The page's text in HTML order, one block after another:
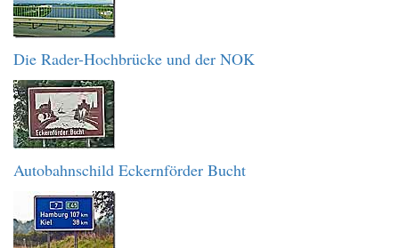
Die Rader-Hochbrücke und der NOK
Autobahnschild Eckernförder Bucht